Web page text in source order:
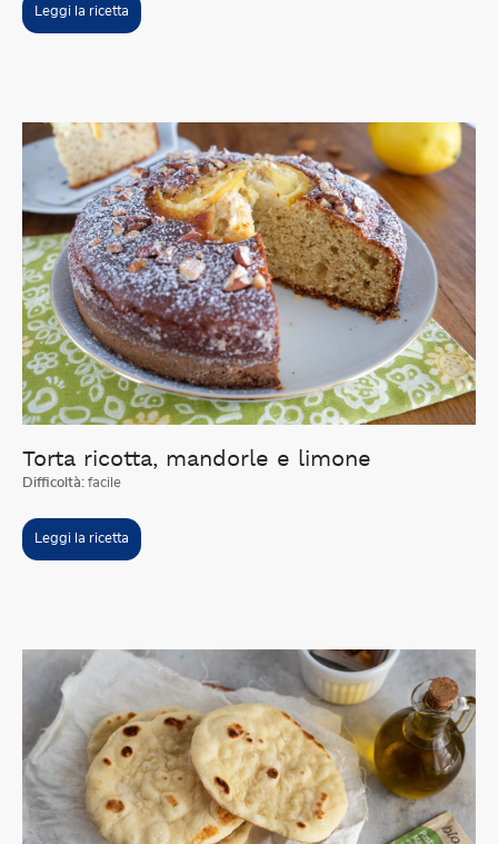
Leggi la ricetta
Torta ricotta, mandorle e limone
Difficoltà: facile
Leggi la ricetta